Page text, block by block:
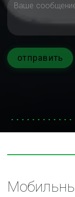
отправить